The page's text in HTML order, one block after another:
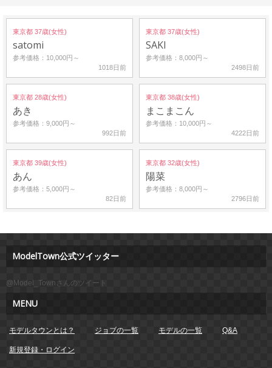
東京都 37歳(女性)
satomi
参考価格：10,000円～
1018日前
東京都 37歳(女性)
SAKI
参考価格：8,000円～
2498日前
東京都 28歳(女性)
あき
参考価格：9,000円～
992日前
東京都 38歳(女性)
まこまこん
参考価格：10,000円～
4222日前
東京都 39歳(女性)
あん
参考価格：5,000円～
82日前
東京都 32歳(女性)
陽菜
参考価格：8,000円～
2796日前
ModelTown公式ツイッター
@Model_Townさんのツイート
MENU
モデルタウンとは？ ジョブの一覧 モデルの一覧 Q&A
新規登録・ログイン